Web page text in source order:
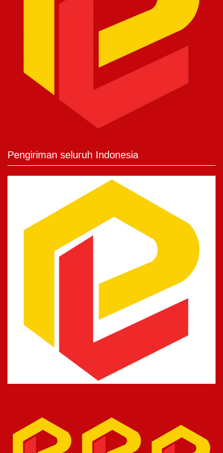
Pengiriman seluruh Indonesia